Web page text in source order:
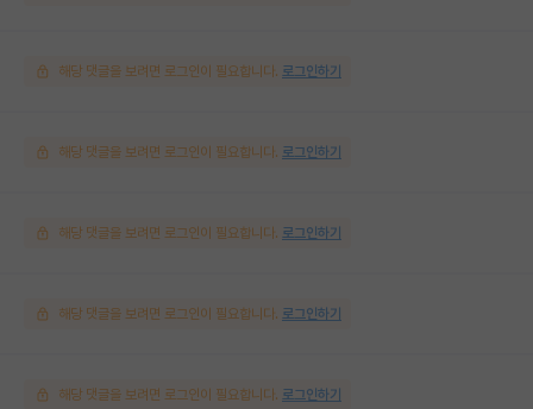
해당 댓글을 보려면 로그인이 필요합니다. 로그인하기
해당 댓글을 보려면 로그인이 필요합니다. 로그인하기
해당 댓글을 보려면 로그인이 필요합니다. 로그인하기
해당 댓글을 보려면 로그인이 필요합니다. 로그인하기
해당 댓글을 보려면 로그인이 필요합니다. 로그인하기